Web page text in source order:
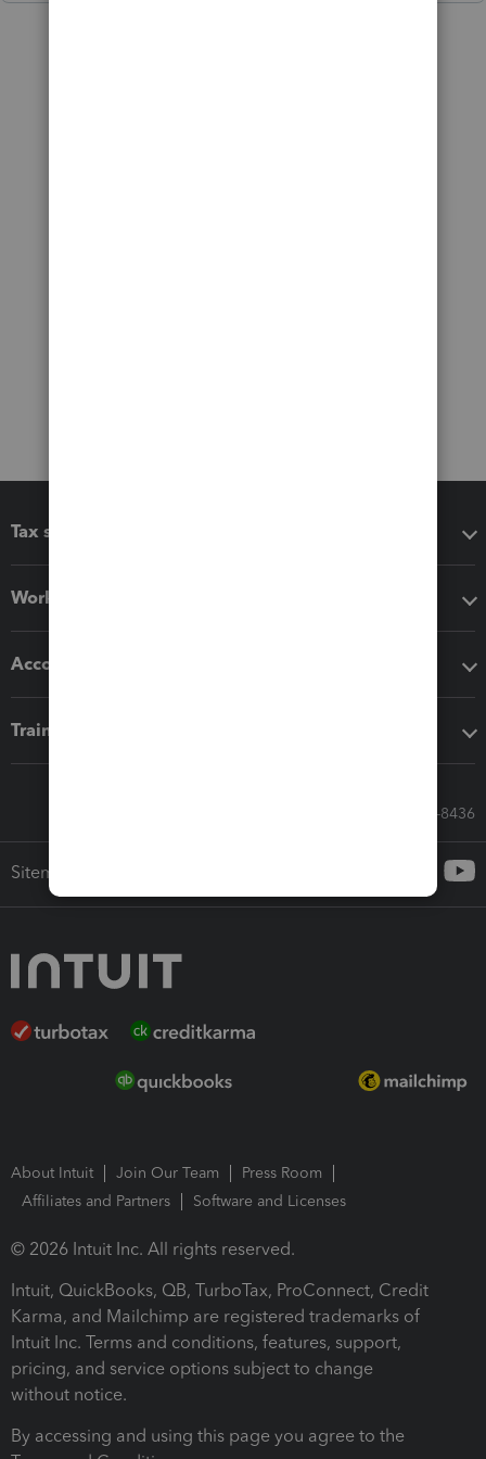
Tax software
Workflow add-ons
Accounting solutions
Training & support
Call Sales: 833-564-8436
Sitemap
About Intuit Join Our Team
Press Room
Affiliates and Partners
Software and Licenses
© 2026 Intuit Inc. All rights reserved.
Intuit, QuickBooks, QB, TurboTax, ProConnect, Credit
Karma, and Mailchimp are registered trademarks of
Intuit Inc. Terms and conditions, features, support,
pricing, and service options subject to change
without notice.
By accessing and using this page you agree to the